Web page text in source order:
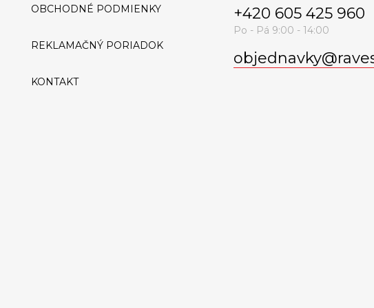
OBCHODNÉ PODMIENKY
REKLAMAČNÝ PORIADOK
KONTAKT
objednavky@
+420 605 425 960